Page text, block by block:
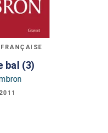
bal (3)